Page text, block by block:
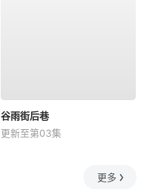
谷雨街后巷
更新至第03集
更多